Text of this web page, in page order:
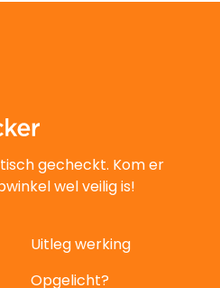
gecheckt. Kom er
wel veilig is!
Uitleg werking
Opgelicht?